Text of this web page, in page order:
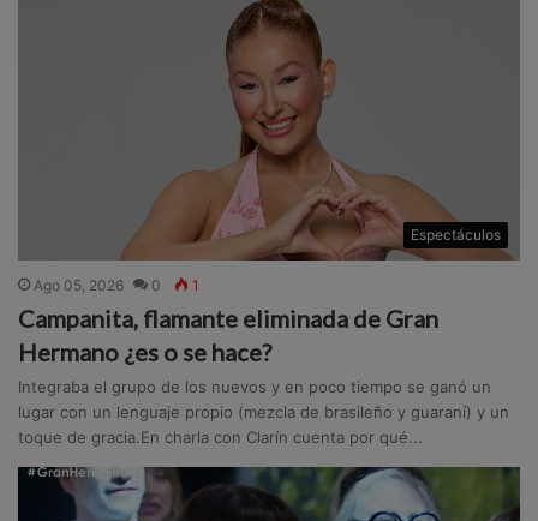
Espectáculos
Ago 05, 2026 0 1
Campanita, flamante eliminada de Gran
Hermano ¿es o se hace?
Integraba el grupo de los nuevos y en poco tiempo se ganó un
lugar con un lenguaje propio (mezcla de brasileño y guaraní) y un
toque de gracia.En charla con Clarín cuenta por qué...